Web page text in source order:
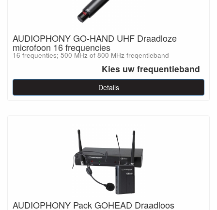
AUDIOPHONY GO-HAND UHF Draadloze
microfoon 16 frequencies
16 frequenties; 500 MHz of 800 MHz freqentieband
Kies uw frequentieband
Details
AUDIOPHONY Pack GOHEAD Draadloos